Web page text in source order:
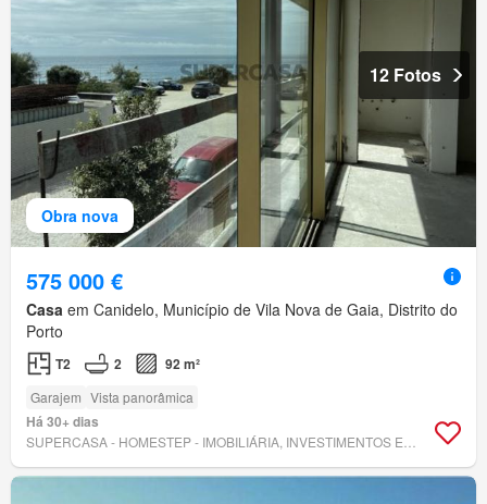
Obra nova
12 Fotos
575 000 €
Casa em Canidelo, Município de Vila Nova de Gaia, Distrito do
Porto
T2 2 92 m²
Garajem Vista panorâmica
Há 30+ dias